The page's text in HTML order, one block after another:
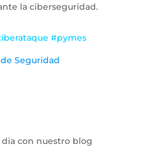
la ciberseguridad.
#pymes
Seguridad
con nuestro blog